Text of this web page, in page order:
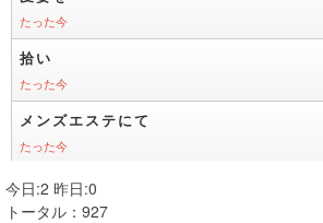
今日:2 昨日:0
トータル：927